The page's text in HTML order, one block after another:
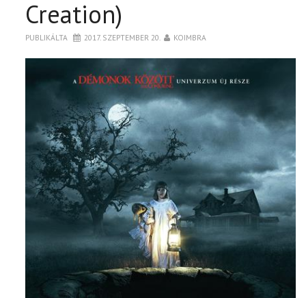
Creation)
PUBLIKÁLTA 2017. SZEPTEMBER 20. KOIMBRA